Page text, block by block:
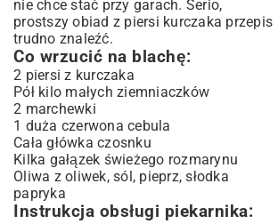
nie chce stać przy garach. Serio,
prostszy obiad z piersi kurczaka przepis
trudno znaleźć.
Co wrzucić na blachę:
2 piersi z kurczaka
Pół kilo małych ziemniaczków
2 marchewki
1 duża czerwona cebula
Cała główka czosnku
Kilka gałązek świeżego rozmarynu
Oliwa z oliwek, sól, pieprz, słodka
papryka
Instrukcja obsługi piekarnika: